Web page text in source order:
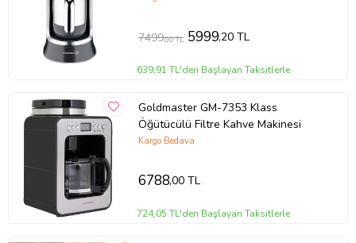
7499,00 TL 5999,20 TL
639,91 TL'den Başlayan Taksitlerle
Goldmaster GM-7353 Klass
Öğütücülü Filtre Kahve Makinesi
Kargo Bedava
6788,00 TL
724,05 TL'den Başlayan Taksitlerle